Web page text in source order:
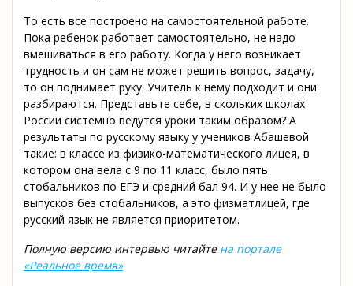
То есть все построено на самостоятельной работе.
Пока ребенок работает самостоятельно, не надо
вмешиваться в его работу. Когда у него возникает
трудность и он сам не может решить вопрос, задачу,
то он поднимает руку. Учитель к нему подходит и они
разбираются. Представьте себе, в скольких школах
России системно ведутся уроки таким образом? А
результаты по русскому языку у учеников Абашевой
такие: в классе из физико-математического лицея, в
котором она вела с 9 по 11 класс, было пять
стобальников по ЕГЭ и средний бал 94. И у нее не было
выпусков без стобальников, а это физматлицей, где
русский язык не является приоритетом.
Полную версию интервью читайте на портале
«Реальное время»